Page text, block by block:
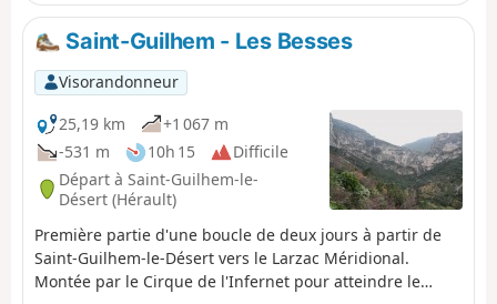
Saint-Guilhem - Les Besses
Visorandonneur
25,19 km
+1 067 m
-531 m
10h 15
Difficile
Départ à Saint-Guilhem-le-
Désert (Hérault)
Première partie d'une boucle de deux jours à partir de
Saint-Guilhem-le-Désert vers le Larzac Méridional.
Montée par le Cirque de l'Infernet pour atteindre le